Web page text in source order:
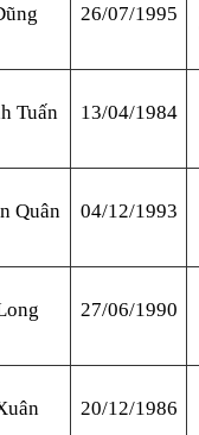
26/07/1995
Tuấn 13/04/1984
Quân 04/12/1993
27/06/1990
20/12/1986